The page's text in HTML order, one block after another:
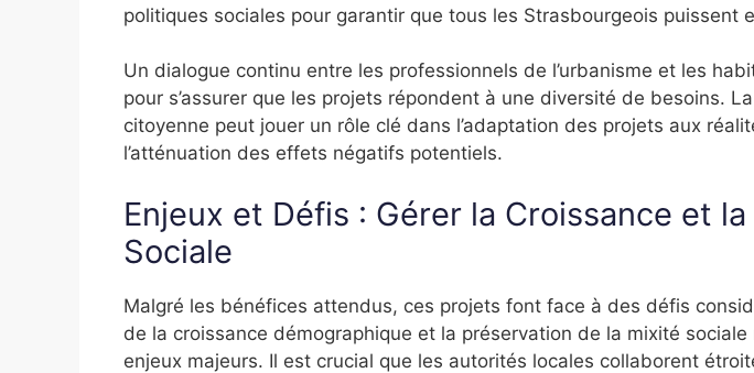
politiques sociales pour garantir que tous les Strasbourgeois puissent
Un dialogue continu entre les professionnels de l’urbanisme et les
pour s’assurer que les projets répondent à une diversité de besoins.
citoyenne peut jouer un rôle clé dans l’adaptation des projets aux
l’atténuation des effets négatifs potentiels.
Enjeux et Défis : Gérer la Croissance et
Sociale
Malgré les bénéfices attendus, ces projets font face à des défis
de la croissance démographique et la préservation de la mixité
enjeux majeurs. Il est crucial que les autorités locales collaborent